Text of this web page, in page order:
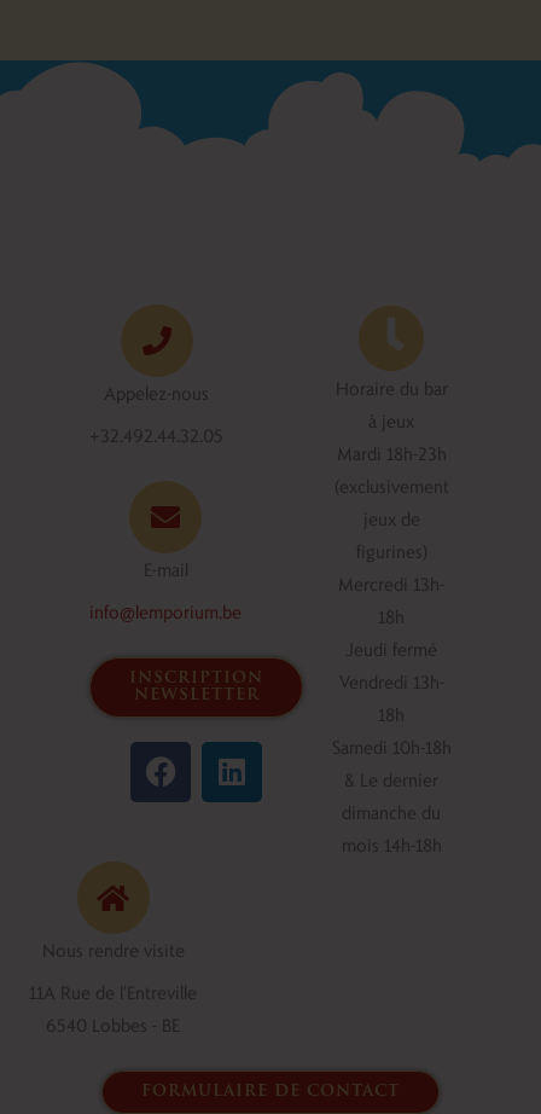
Appelez-nous
+32.492.44.32.05
E-mail
info@lemporium.be
inscription
newsletter
F
a
c
k
L
i
n
Horaire du bar
à jeux
Mardi 18h-23h
(exclusivement
jeux de
figurines)
Mercredi 13h-
18h
Jeudi fermé
Vendredi 13h-
18h
Samedi 10h-18h
& Le dernier
dimanche du
mois 14h-18h
Nous rendre visite
11A Rue de l'Entreville
6540 Lobbes - BE
formulaire de contact